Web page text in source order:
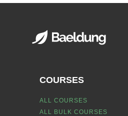
COURSES
ALL COURSES
ALL BULK COURSES